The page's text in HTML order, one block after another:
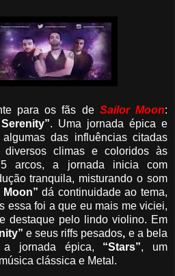
para os fãs de Sailor Moon:
. Uma jornada épica e
das influências citadas
climas e coloridos às
arcos, a jornada inicia com
tranquila, misturando o som
Moon” dá continuidade ao tema,
essa foi a que eu mais me viciei,
destaque pelo lindo violino. Em
e seus riffs pesados, e a bela
a jornada épica, “Stars”, um
clássica e Metal.